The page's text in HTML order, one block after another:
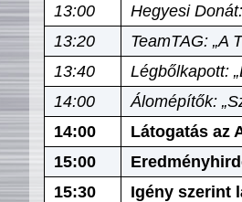
13:00
Hegyesi
13:20
TeamTAG: „A
13:40
Légbőlkapott:
14:00
Álomépítők:
14:00
Látogatás az
15:00
15:30
Igény szerint